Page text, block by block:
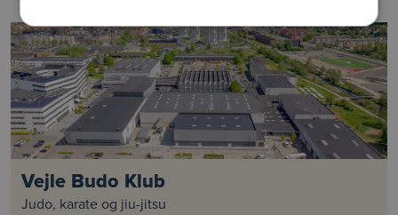
Vejle Budo Klub
Judo, karate og jiu-jitsu